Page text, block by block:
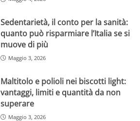
Sedentarietà, il conto per la sanità:
quanto può risparmiare l’Italia se si
muove di più
Maggio 3, 2026
Maltitolo e polioli nei biscotti light:
vantaggi, limiti e quantità da non
superare
Maggio 3, 2026